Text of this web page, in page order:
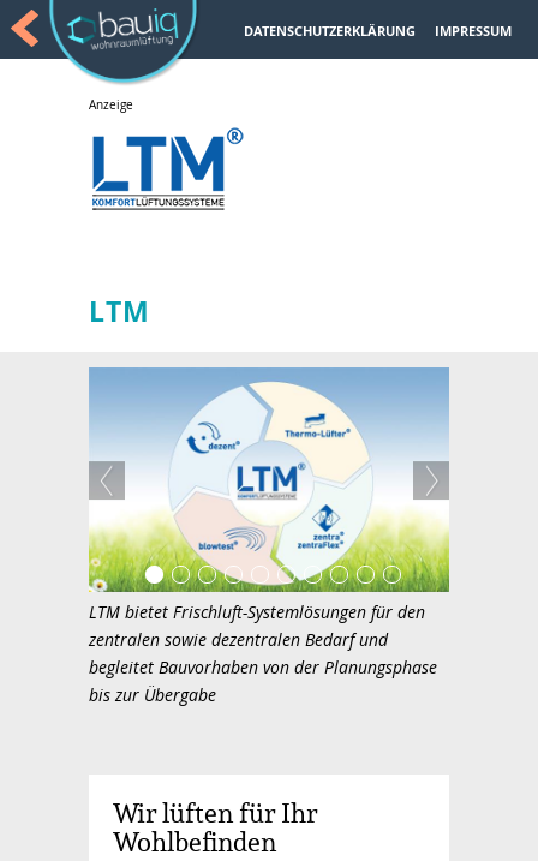
DATENSCHUTZERKLÄRUNG IMPRESSUM
LTM
LTM bietet Frischluft-Systemlösungen für den
zentralen sowie dezentralen Bedarf und
begleitet Bauvorhaben von der Planungsphase
bis zur Übergabe
Wir lüften für Ihr
Wohlbefinden